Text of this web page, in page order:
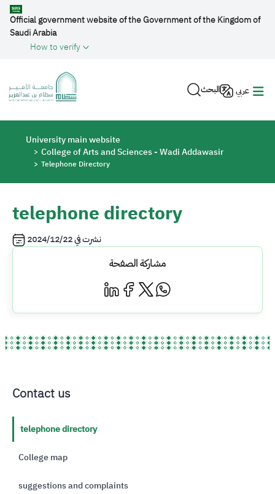
Skip to main content
Official government website of the Government of the Kingdom of
Saudi Arabia
How to verify
البحث عربي
Breadcrumb
University main website
College of Arts and Sciences - Wadi Addawasir
Telephone Directory
telephone directory
نشرت في2024/12/22
مشاركة الصفحة
Contact us
telephone directory
College map
suggestions and complaints